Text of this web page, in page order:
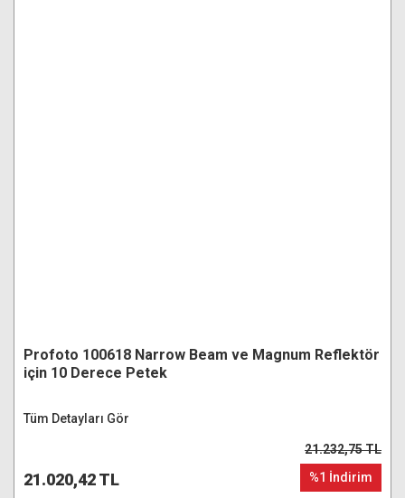
Profoto 100618 Narrow Beam ve Magnum Reflektör
için 10 Derece Petek
Tüm Detayları Gör
21.020,42 TL
21.232,75 TL
%1 İndirim